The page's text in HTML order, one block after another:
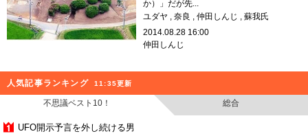
か）」だが先...
ユダヤ
奈良 仲田しんじ
蘇我氏
2014.08.28 16:00
仲田しんじ
人気記事ランキング 11:35更新
不思議ベスト10！ 総合
UFO開示予言を外し続ける男